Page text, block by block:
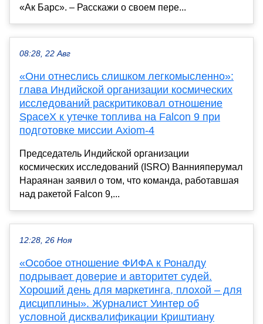
«Ак Барс». – Расскажи о своем пере...
08:28, 22 Авг
«Они отнеслись слишком легкомысленно»:
глава Индийской организации космических
исследований раскритиковал отношение
SpaceX к утечке топлива на Falcon 9 при
подготовке миссии Axiom-4
Председатель Индийской организации
космических исследований (ISRO) Ваннияперумал
Нараянан заявил о том, что команда, работавшая
над ракетой Falcon 9,...
12:28, 26 Ноя
«Особое отношение ФИФА к Роналду
подрывает доверие и авторитет судей.
Хороший день для маркетинга, плохой – для
дисциплины». Журналист Уинтер об
условной дисквалификации Криштиану